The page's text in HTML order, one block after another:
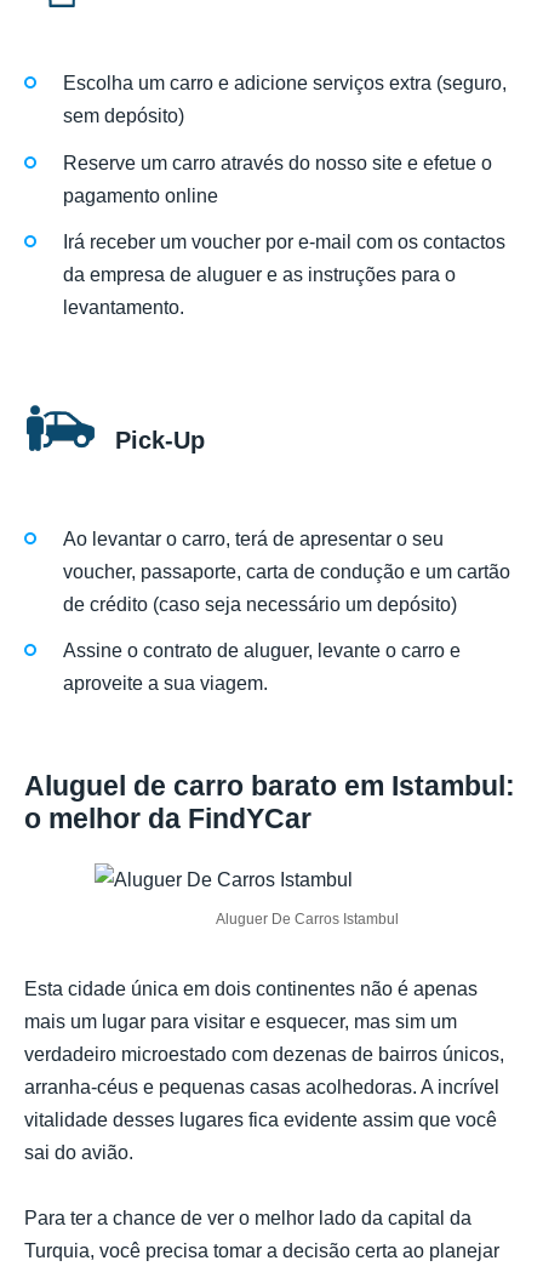
Escolha um carro e adicione serviços extra (seguro,
sem depósito)
Reserve um carro através do nosso site e efetue o
pagamento online
Irá receber um voucher por e-mail com os contactos
da empresa de aluguer e as instruções para o
levantamento.
Pick-Up
Ao levantar o carro, terá de apresentar o seu
voucher, passaporte, carta de condução e um cartão
de crédito (caso seja necessário um depósito)
Assine o contrato de aluguer, levante o carro e
aproveite a sua viagem.
Aluguel de carro barato em Istambul:
o melhor da FindYCar
Aluguer De Carros Istambul
Esta cidade única em dois continentes não é apenas
mais um lugar para visitar e esquecer, mas sim um
verdadeiro microestado com dezenas de bairros únicos,
arranha-céus e pequenas casas acolhedoras. A incrível
vitalidade desses lugares fica evidente assim que você
sai do avião.
Para ter a chance de ver o melhor lado da capital da
Turquia, você precisa tomar a decisão certa ao planejar